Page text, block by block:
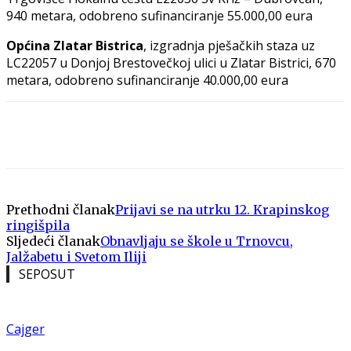
940 metara, odobreno sufinanciranje 55.000,00 eura
Općina Zlatar Bistrica, izgradnja pješačkih staza uz
LC22057 u Donjoj Brestovečkoj ulici u Zlatar Bistrici, 670
metara, odobreno sufinanciranje 40.000,00 eura
Prethodni članakPrijavi se na utrku 12. Krapinskog
ringišpila
Sljedeći članakObnavljaju se škole u Trnovcu,
Jalžabetu i Svetom Iliji
SEPOSUT
Cajger